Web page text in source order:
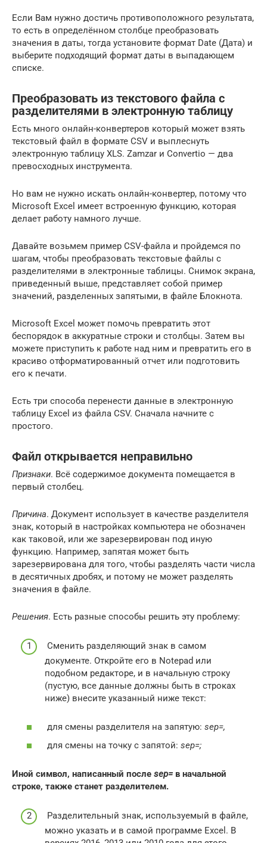
Если Вам нужно достичь противоположного результата,
то есть в определённом столбце преобразовать
значения в даты, тогда установите формат Date (Дата) и
выберите подходящий формат даты в выпадающем
списке.
Преобразовать из текстового файла с
разделителями в электронную таблицу
Есть много онлайн-конвертеров который может взять
текстовый файл в формате CSV и выплеснуть
электронную таблицу XLS. Zamzar и Convertio — два
превосходных инструмента.
Но вам не нужно искать онлайн-конвертер, потому что
Microsoft Excel имеет встроенную функцию, которая
делает работу намного лучше.
Давайте возьмем пример CSV-файла и пройдемся по
шагам, чтобы преобразовать текстовые файлы с
разделителями в электронные таблицы. Снимок экрана,
приведенный выше, представляет собой пример
значений, разделенных запятыми, в файле Блокнота.
Microsoft Excel может помочь превратить этот
беспорядок в аккуратные строки и столбцы. Затем вы
можете приступить к работе над ним и превратить его в
красиво отформатированный отчет или подготовить
его к печати.
Есть три способа перенести данные в электронную
таблицу Excel из файла CSV. Сначала начните с
простого.
Файл открывается неправильно
Признаки. Всё содержимое документа помещается в
первый столбец.
Причина. Документ использует в качестве разделителя
знак, который в настройках компьютера не обозначен
как таковой, или же зарезервирован под иную
функцию. Например, запятая может быть
зарезервирована для того, чтобы разделять части числа
в десятичных дробях, и потому не может разделять
значения в файле.
Решения. Есть разные способы решить эту проблему:
Сменить разделяющий знак в самом
документе. Откройте его в Notepad или
подобном редакторе, и в начальную строку
(пустую, все данные должны быть в строках
ниже) внесите указанный ниже текст:
для смены разделителя на запятую: sep=,
для смены на точку с запятой: sep=;
Иной символ, написанный после sep= в начальной
строке, также станет разделителем.
Разделительный знак, используемый в файле,
можно указать и в самой программе Excel. В